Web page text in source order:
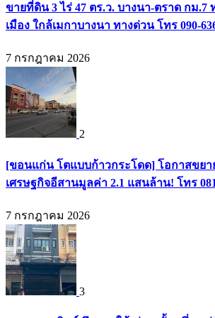
ขายที่ดิน 3 ไร่ 47 ตร.ว. บางนา-ตราด กม.7
เมือง ใกล้เมกาบางนา ทางด่วน โทร 090-
7 กรกฎาคม 2026
2
[ขอนแก่น โตแบบก้าวกระโดด] โอกาสขย
เศรษฐกิจอีสานมูลค่า 2.1 แสนล้าน! โทร
7 กรกฎาคม 2026
3